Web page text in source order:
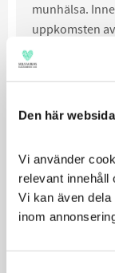
Den här
Vi använder
relevant innehåll
Vi kan även
inom
munhälsa.
uppkomsten
Främjar
Med
Finns i
Finns i